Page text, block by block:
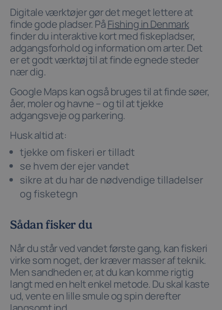
Digitale værktøjer gør det meget lettere at
finde gode pladser. PåFishing in Denmark
finder du interaktive kort med fiskepladser,
adgangsforhold og information om arter. Det
er et godt værktøj til at finde egnede steder
nær dig.
Google Maps kan også bruges til at finde søer,
åer, moler og havne – og til at tjekke
adgangsveje og parkering.
Husk altid at:
tjekke om fiskeri er tilladt
se hvem der ejer vandet
sikre at du har de nødvendige tilladelser
og fisketegn
Sådan fisker du
Når du står ved vandet første gang, kan fiskeri
virke som noget, der kræver masser af teknik.
Men sandheden er, at du kan komme rigtig
langt med en helt enkel metode. Du skal kaste
ud, vente en lille smule og spin derefter